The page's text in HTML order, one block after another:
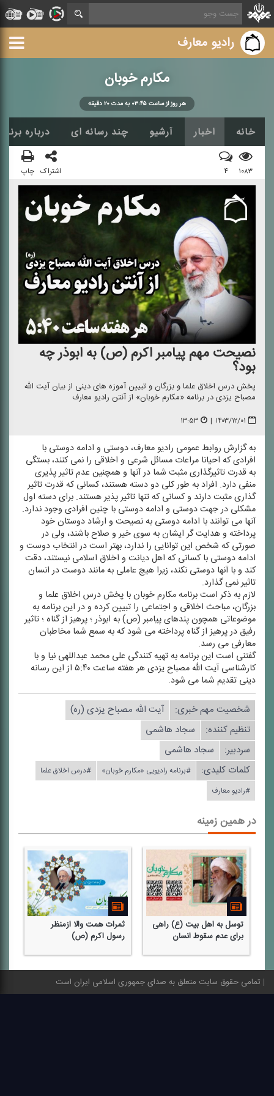
رادیو معارف
مكارم خوبان
هر روز از ساعت ۰۳:۴۵ به مدت ۲۰ دقیقه
خانه اخبار آرشیو چند رسانه ای درباره
۱۰۸۳ ۴ اشتراک چاپ
نصیحت مهم پیامبر اكرم (ص) به ابوذر چه
بود؟
پخش درس اخلاق علما و بزرگان و تبیین آموزه های دینی از بیان آیت الله
مصباح یزدی در برنامه «مكارم خوبان» از آنتن رادیو معارف
۱۴۰۳/۱۲/۰۱ | ۱۳:۵۳
به گزارش روابط عمومی رادیو معارف، دوستی و ادامه دوستی با
افرادی كه احیانا مراعات مسائل شرعی و اخلاقی را نمی كنند، بستگی
به قدرت تاثیرگذاری مثبت شما در آنها و همچنین عدم تاثیر پذیری
منفی دارد. افراد به طور كلی دو دسته هستند، كسانی كه قدرت تاثیر
گذاری مثبت دارند و كسانی كه تنها تاثیر پذیر هستند. برای دسته اول
مشكلی در جهت دوستی و ادامه دوستی با چنین افرادی وجود ندارد.
آنها می توانند با ادامه دوستی به نصیحت و ارشاد دوستان خود
پرداخته و هدایت گر ایشان به سوی خیر و صلاح باشند، ولی در
صورتی كه شخص این توانایی را ندارد، بهتر است در انتخاب دوست و
ادامه دوستی با كسانی كه اهل دیانت و اخلاق اسلامی نیستند، دقت
كند و با آنها دوستی نكند، زیرا هیچ عاملی به مانند دوست در انسان
تاثیر نمی گذارد.
لازم به ذكر است برنامه مكارم خوبان با پخش درس اخلاق علما و
بزرگان، مباحث اخلاقی و اجتماعی را تبیین كرده و در این برنامه به
موضوعاتی همچون پندهای پیامبر (ص) به ابوذر ؛ پرهیز از گناه ؛ تاثیر
رفیق در پرهیز از گناه پرداخته می شود كه به سمع شما مخاطبان
معارفی می رسد.
گفتنی است این برنامه به تهیه كنندگی علی محمد عبداللهی نیا و با
كارشناسی آیت الله مصباح یزدی هر هفته ساعت ۵:۴۰ از این رسانه
دینی تقدیم شما می شود.
شخصیت مهم خبری:
آیت الله مصباح یزدی (ره)
تنظیم كننده:
سجاد هاشمی
سردبیر:
سجاد هاشمی
کلمات کلیدی:
#برنامه رادیویی «مكارم خوبان»
#درس اخلاق علما
#رادیو معارف
در همین زمینه
توسل به اهل بیت (ع) راهی
برای عدم سقوط انسان
ثمرات همت والا ازمنظر
رسول اكرم (ص)
تمامی حقوق سایت متعلق به صدای جمهوری اسلامی ایران است